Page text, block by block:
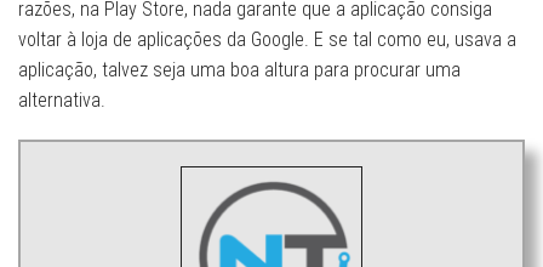
razões, na Play Store, nada garante que a aplicação consiga
voltar à loja de aplicações da Google. E se tal como eu, usava a
aplicação, talvez seja uma boa altura para procurar uma
alternativa.